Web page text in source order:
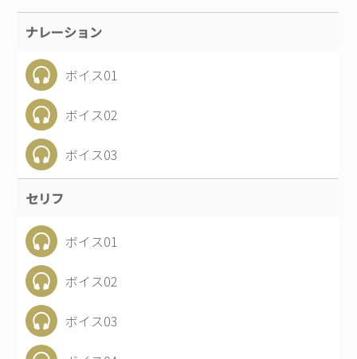
ナレーション
ボイス01
ボイス02
ボイス03
セリフ
ボイス01
ボイス02
ボイス03